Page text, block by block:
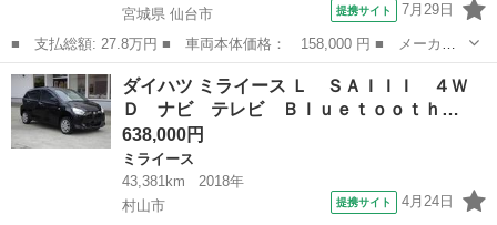
宮城県 仙台市
提携サイト 7月29日
■ 支払総額: 27.8万円 ■ 車両本体価格： 158,000 円 ■ メーカー
名： ダイハツ ■ 車種名： ミライース ■ グレード名： Ｘｆ
支払い総額表示車 車検２年取渡し ４ＷＤ 衝突安全ボディ 寒冷
地仕様 エコ...
宮城 仙台市 ミライース
ダイハツ ミライース Ｌ ＳＡＩＩＩ ４Ｗ
Ｄ ナビ テレビ Ｂｌｕｅｔｏｏｔｈ…
638,000円
ミライース
43,381km
2018年
村山市
提携サイト 4月24日